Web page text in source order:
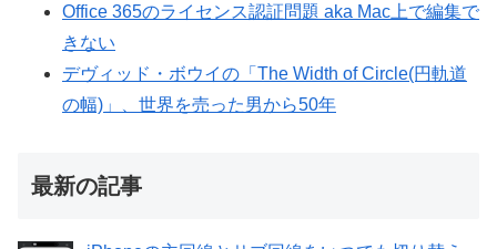
Office 365のライセンス認証問題 aka Mac上で編集で
きない
デヴィッド・ボウイの「The Width of Circle(円軌道
の幅)」、世界を売った男から50年
最新の記事